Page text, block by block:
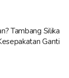
Tambang Silika
Ganti